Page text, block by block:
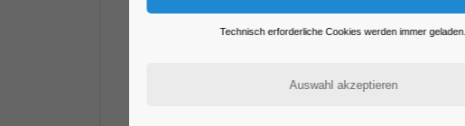
Technisch erforderliche Cookies werden immer geladen.